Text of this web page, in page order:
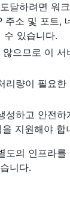
달하려면 워
소 및 포트,
수 있습니다.
으므로 이
량이 필요
하고 안전
지원해야 합
의 인프라
니다.